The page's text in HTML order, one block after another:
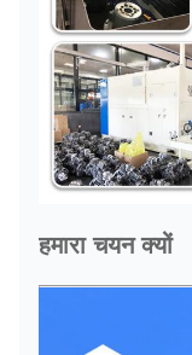
हमारा चयन क्यों